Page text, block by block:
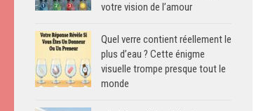
votre vision de l’amour
Quel verre contient réellement le
plus d’eau ? Cette énigme
visuelle trompe presque tout le
monde